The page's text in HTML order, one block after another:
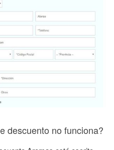
descuento no funciona?